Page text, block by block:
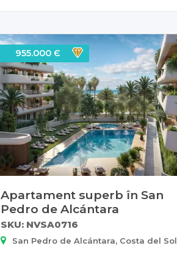
955.000 Є
Apartament superb în San
Pedro de Alcántara
SKU: NVSA0716
San Pedro de Alcántara, Costa del Sol